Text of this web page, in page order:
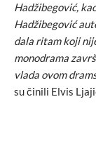
Hadžibegović,
Hadžibegović
dala ritam koji
monodrama
vlada ovom
su činili Elvis